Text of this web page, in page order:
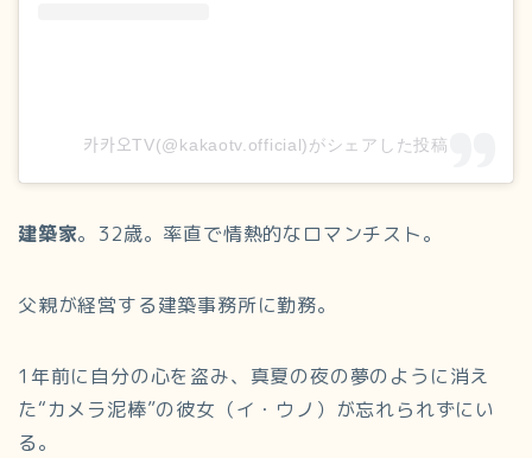
카카오TV(@kakaotv.official)がシェアした投稿
建築家。32歳。率直で情熱的なロマンチスト。
父親が経営する建築事務所に勤務。
1年前に自分の心を盗み、真夏の夜の夢のように消え
た“カメラ泥棒”の彼女（イ・ウノ）が忘れられずにい
る。